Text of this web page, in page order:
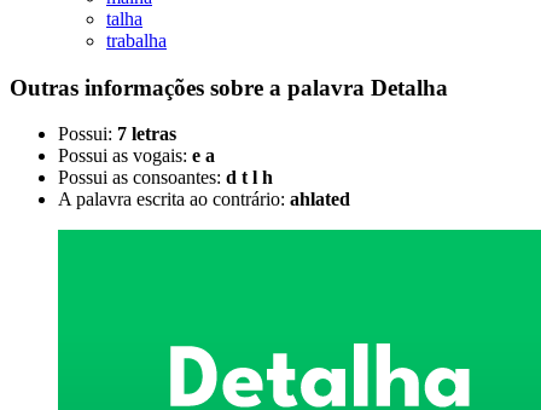
talha
trabalha
Outras informações sobre a palavra Detalha
Possui: 7 letras
Possui as vogais: e a
Possui as consoantes: d t l h
A palavra escrita ao contrário: ahlated